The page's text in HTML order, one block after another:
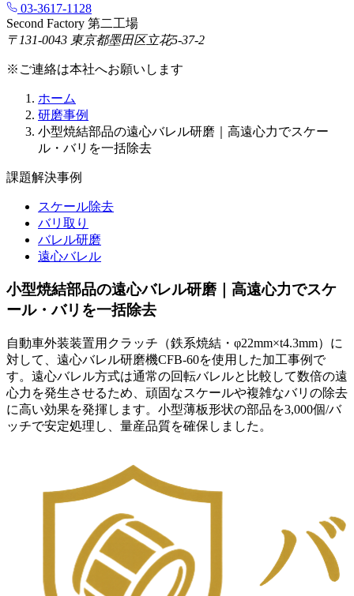
03-3617-1128
Second Factory 第二工場
〒131-0043 東京都墨田区立花5-37-2
※ご連絡は本社へお願いします
ホーム
研磨事例
小型焼結部品の遠心バレル研磨｜高遠心力でスケー
ル・バリを一括除去
課題解決事例
スケール除去
バリ取り
バレル研磨
遠心バレル
小型焼結部品の遠心バレル研磨｜高遠心力でスケ
ール・バリを一括除去
自動車外装装置用クラッチ（鉄系焼結・φ22mm×t4.3mm）に
対して、遠心バレル研磨機CFB-60を使用した加工事例で
す。遠心バレル方式は通常の回転バレルと比較して数倍の遠
心力を発生させるため、頑固なスケールや複雑なバリの除去
に高い効果を発揮します。小型薄板形状の部品を3,000個/バ
ッチで安定処理し、量産品質を確保しました。